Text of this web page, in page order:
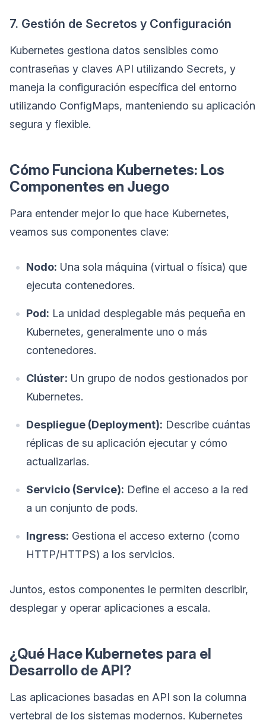
7. Gestión de Secretos y Configuración
Kubernetes gestiona datos sensibles como
contraseñas y claves API utilizando Secrets, y
maneja la configuración específica del entorno
utilizando ConfigMaps, manteniendo su aplicación
segura y flexible.
Cómo Funciona Kubernetes: Los
Componentes en Juego
Para entender mejor lo que hace Kubernetes,
veamos sus componentes clave:
Nodo: Una sola máquina (virtual o física) que
ejecuta contenedores.
Pod: La unidad desplegable más pequeña en
Kubernetes, generalmente uno o más
contenedores.
Clúster: Un grupo de nodos gestionados por
Kubernetes.
Despliegue (Deployment): Describe cuántas
réplicas de su aplicación ejecutar y cómo
actualizarlas.
Servicio (Service): Define el acceso a la red
a un conjunto de pods.
Ingress: Gestiona el acceso externo (como
HTTP/HTTPS) a los servicios.
Juntos, estos componentes le permiten describir,
desplegar y operar aplicaciones a escala.
¿Qué Hace Kubernetes para el
Desarrollo de API?
Las aplicaciones basadas en API son la columna
vertebral de los sistemas modernos. Kubernetes